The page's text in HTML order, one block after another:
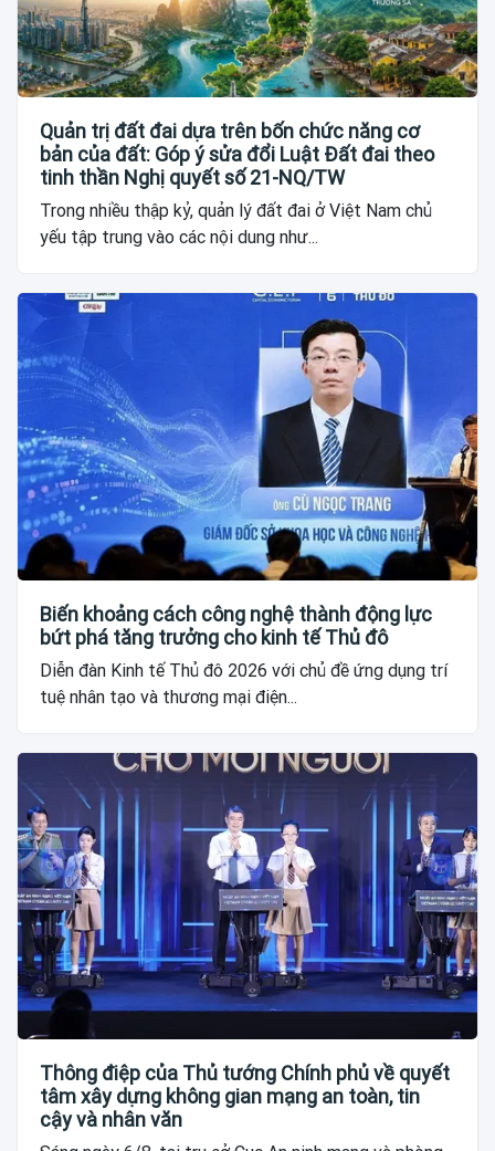
Quản trị đất đai dựa trên bốn chức năng cơ
bản của đất: Góp ý sửa đổi Luật Đất đai theo
tinh thần Nghị quyết số 21-NQ/TW
Trong nhiều thập kỷ, quản lý đất đai ở Việt Nam chủ
yếu tập trung vào các nội dung như...
Biến khoảng cách công nghệ thành động lực
bứt phá tăng trưởng cho kinh tế Thủ đô
Diễn đàn Kinh tế Thủ đô 2026 với chủ đề ứng dụng trí
tuệ nhân tạo và thương mại điện...
Thông điệp của Thủ tướng Chính phủ về quyết
tâm xây dựng không gian mạng an toàn, tin
cậy và nhân văn